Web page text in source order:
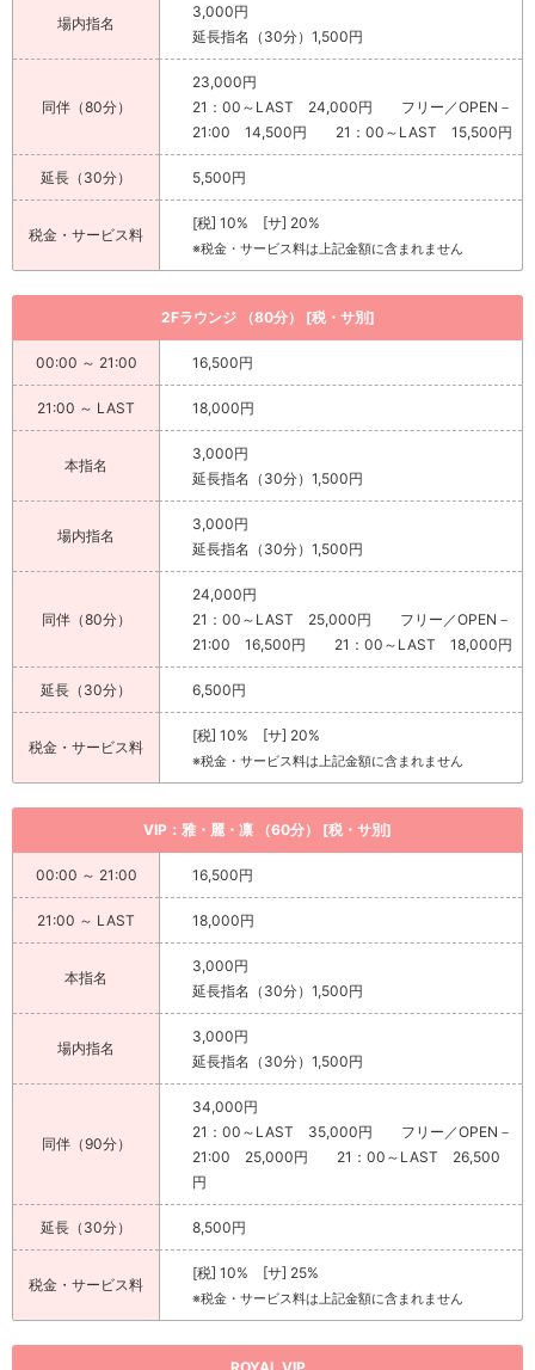
場内指名
3,000円
延長指名（30分）1,500円
同伴（80分）
23,000円
21：00～LAST 24,000円 フリー／OPEN－
21:00 14,500円 21：00～LAST 15,500円
延長（30分） 5,500円
税金・サービス料
[税] 10% [サ] 20%
※税金・サービス料は上記金額に含まれません
2Fラウンジ （80分） [税・サ別]
00:00 ～ 21:00 16,500円
21:00 ～ LAST 18,000円
本指名
3,000円
延長指名（30分）1,500円
場内指名
3,000円
延長指名（30分）1,500円
同伴（80分）
24,000円
21：00～LAST 25,000円 フリー／OPEN－
21:00 16,500円 21：00～LAST 18,000円
延長（30分） 6,500円
税金・サービス料
[税] 10% [サ] 20%
※税金・サービス料は上記金額に含まれません
VIP：雅・麗・凛 （60分） [税・サ別]
00:00 ～ 21:00 16,500円
21:00 ～ LAST 18,000円
本指名
3,000円
延長指名（30分）1,500円
場内指名
3,000円
延長指名（30分）1,500円
同伴（90分）
34,000円
21：00～LAST 35,000円 フリー／OPEN－
21:00 25,000円 21：00～LAST 26,500
円
延長（30分） 8,500円
税金・サービス料
[税] 10% [サ] 25%
※税金・サービス料は上記金額に含まれません